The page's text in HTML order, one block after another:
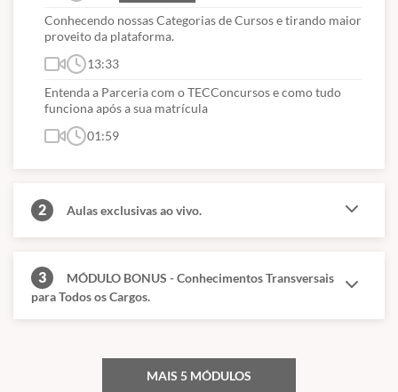
Conhecendo nossas Categorias de Cursos e tirando maior
proveito da plataforma.
13:33
Entenda a Parceria com o TECConcursos e como tudo
funciona após a sua matrícula
01:59
2 Aulas exclusivas ao vivo.
3
MÓDULO BONUS - Conhecimentos Transversais
para Todos os Cargos.
MAIS 5 MÓDULOS